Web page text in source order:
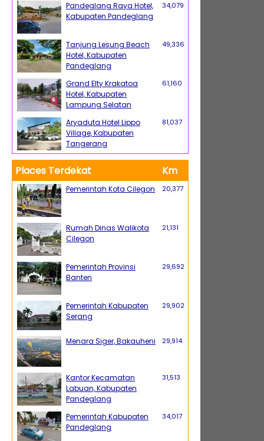
Pandeglang Raya Hotel,
Kabupaten Pandeglang
34,079
Tanjung Lesung Beach
Hotel, Kabupaten
Pandeglang
49,336
Grand Elty Krakatoa
Hotel, Kabupaten
Lampung Selatan
61,160
Aryaduta Hotel Lippo
Village, Kabupaten
Tangerang
81,037
Places Terdekat Km
Pemerintah Kota Cilegon 20,377
Rumah Dinas Walikota
Cilegon
21,131
Pemerintah Provinsi
Banten
29,692
Pemerintah Kabupaten
Serang
29,902
Menara Siger, Bakauheni 29,914
Kantor Kecamatan
Labuan, Kabupaten
Pandeglang
31,513
Pemerintah Kabupaten
Pandeglang
34,017